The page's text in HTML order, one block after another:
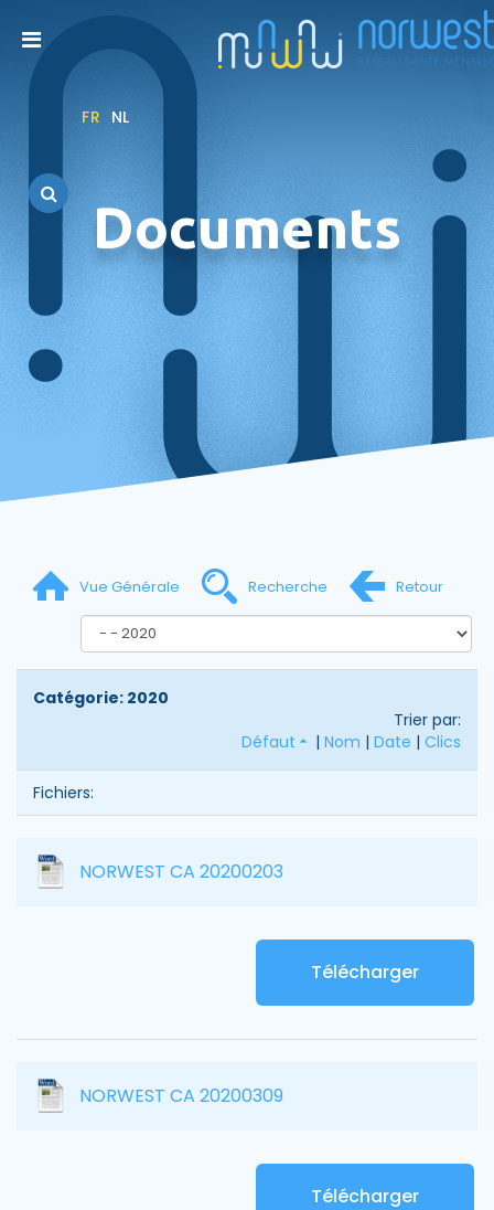
FR NL
Documents
Vue Générale Recherche Retour
Catégorie: 2020
Trier par:
Défaut
| Nom | Date | Clics
Fichiers:
NORWEST CA 20200203
Télécharger
NORWEST CA 20200309
Télécharger